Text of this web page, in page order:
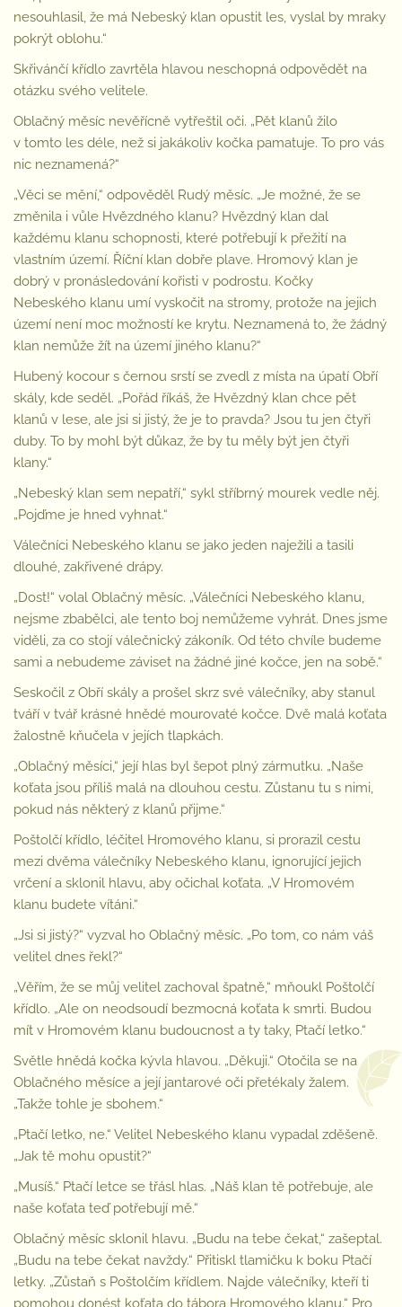
nesouhlasil, že má Nebeský klan opustit les, vyslal by mraky
pokrýt oblohu.“
Skřivánčí křídlo zavrtěla hlavou neschopná odpovědět na
otázku svého velitele.
Oblačný měsíc nevěřícně vytřeštil oči. „Pět klanů žilo
v tomto les déle, než si jakákoliv kočka pamatuje. To pro vás
nic neznamená?“
„Věci se mění,“ odpověděl Rudý měsíc. „Je možné, že se
změnila i vůle Hvězdného klanu? Hvězdný klan dal
každému klanu schopnosti, které potřebují k přežití na
vlastním území. Říční klan dobře plave. Hromový klan je
dobrý v pronásledování kořisti v podrostu. Kočky
Nebeského klanu umí vyskočit na stromy, protože na jejich
území není moc možností ke krytu. Neznamená to, že žádný
klan nemůže žít na území jiného klanu?“
Hubený kocour s černou srstí se zvedl z místa na úpatí Obří
skály, kde seděl. „Pořád říkáš, že Hvězdný klan chce pět
klanů v lese, ale jsi si jistý, že je to pravda? Jsou tu jen čtyři
duby. To by mohl být důkaz, že by tu měly být jen čtyři
klany.“
„Nebeský klan sem nepatří,“ sykl stříbrný mourek vedle něj.
„Pojďme je hned vyhnat.“
Válečníci Nebeského klanu se jako jeden naježili a tasili
dlouhé, zakřivené drápy.
„Dost!“ volal Oblačný měsíc. „Válečníci Nebeského klanu,
nejsme zbabělci, ale tento boj nemůžeme vyhrát. Dnes jsme
viděli, za co stojí válečnický zákoník. Od této chvíle budeme
sami a nebudeme záviset na žádné jiné kočce, jen na sobě.“
Seskočil z Obří skály a prošel skrz své válečníky, aby stanul
tváří v tvář krásné hnědé mourovaté kočce. Dvě malá koťata
žalostně kňučela v jejích tlapkách.
„Oblačný měsíci,“ její hlas byl šepot plný zármutku. „Naše
koťata jsou příliš malá na dlouhou cestu. Zůstanu tu s nimi,
pokud nás některý z klanů přijme.“
Poštolčí křídlo, léčitel Hromového klanu, si prorazil cestu
mezi dvěma válečníky Nebeského klanu, ignorující jejich
vrčení a sklonil hlavu, aby očichal koťata. „V Hromovém
klanu budete vítáni.“
„Jsi si jistý?“ vyzval ho Oblačný měsíc. „Po tom, co nám váš
velitel dnes řekl?“
„Věřím, že se můj velitel zachoval špatně,“ mňoukl Poštolčí
křídlo. „Ale on neodsoudí bezmocná koťata k smrti. Budou
mít v Hromovém klanu budoucnost a ty taky, Ptačí letko.“
Světle hnědá kočka kývla hlavou. „Děkuji.“ Otočila se na
Oblačného měsíce a její jantarové oči přetékaly žalem.
„Takže tohle je sbohem.“
„Ptačí letko, ne.“ Velitel Nebeského klanu vypadal zděšeně.
„Jak tě mohu opustit?“
„Musíš.“ Ptačí letce se třásl hlas. „Náš klan tě potřebuje, ale
naše koťata teď potřebují mě.“
Oblačný měsíc sklonil hlavu. „Budu na tebe čekat,“ zašeptal.
„Budu na tebe čekat navždy.“ Přitiskl tlamičku k boku Ptačí
letky. „Zůstaň s Poštolčím křídlem. Najde válečníky, kteří ti
pomohou donést koťata do tábora Hromového klanu.“ Pro